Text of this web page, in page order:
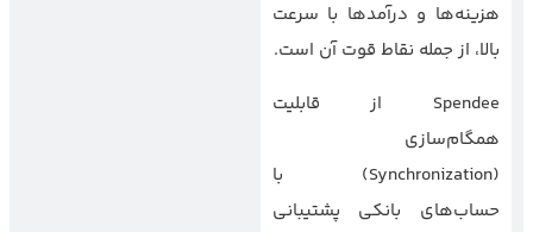
هزینه‌ها و درآمدها با سرعت
بالا، از جمله نقاط قوت آن است.
Spendee از قابلیت
همگام‌سازی
(Synchronization) با
حساب‌های بانکی پشتیبانی